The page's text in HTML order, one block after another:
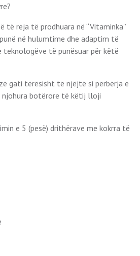
të reja të prodhuara në “Vitaminka”
në hulumtime dhe adaptim të
teknologëve të punësuar për këtë
gati tërësisht të njëjtë si përbërja e
njohura botërore të këtij lloji
e 5 (pesë) drithërave me kokrra të